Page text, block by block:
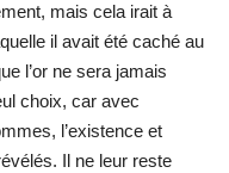
mais cela irait à
il avait été caché au
l’or ne sera jamais
choix, car avec
l’existence et
Il ne leur reste